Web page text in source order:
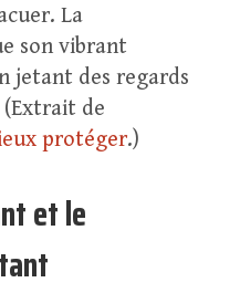
La
son vibrant
jetant des regards
(Extrait de
protéger.)
et le